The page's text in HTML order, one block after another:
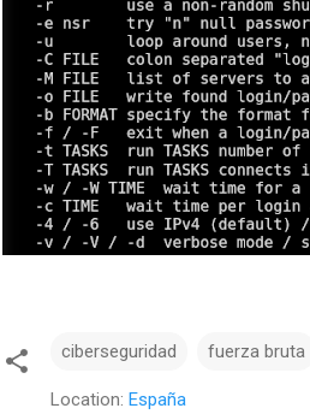
ciberseguridad fuerza bruta
Location: España